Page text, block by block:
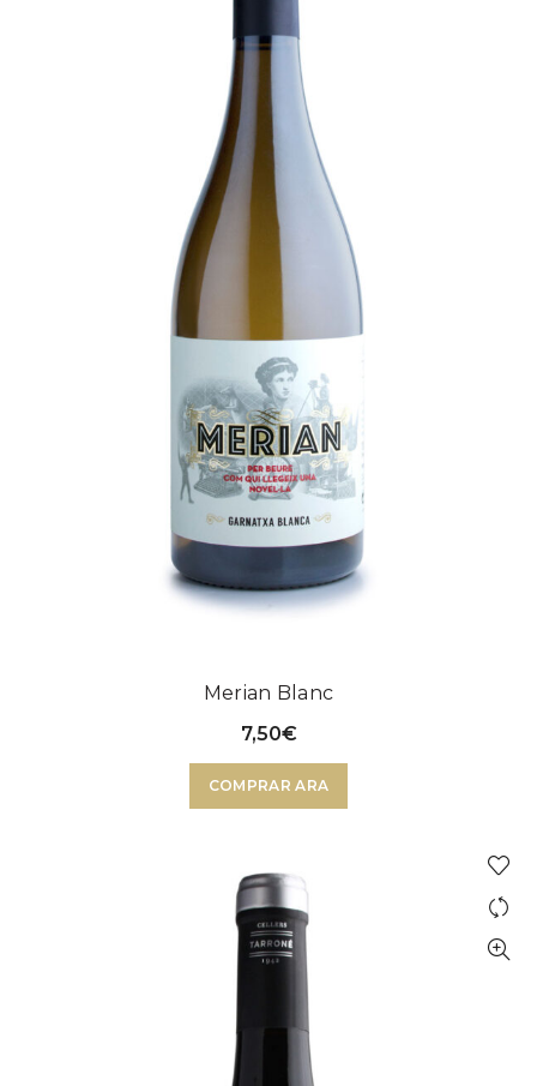
Merian Blanc
7,50€
COMPRAR ARA